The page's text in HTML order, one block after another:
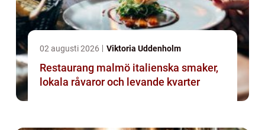
02 augusti 2026 Viktoria Uddenholm
Restaurang malmö italienska smaker,
lokala råvaror och levande kvarter